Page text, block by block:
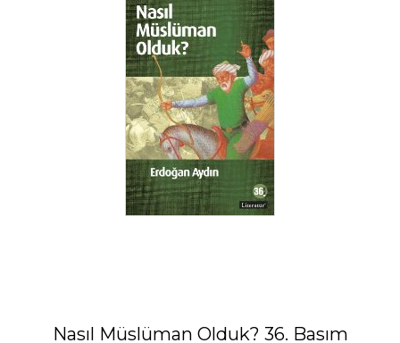
Nasıl Müslüman Olduk? 36. Basım